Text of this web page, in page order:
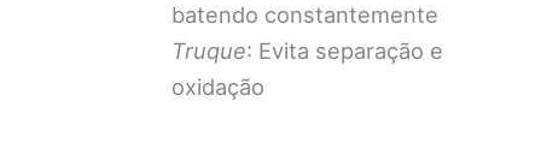
batendo constantemente
Truque: Evita separação e
oxidação